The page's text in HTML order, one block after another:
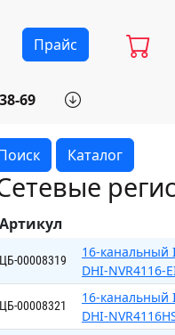
Прайс
69
- 17.00
Каталог
Артикул
ЦБ-00008319
16-канальный
DHI-NVR4116-
ЦБ-00008321
16-канальный
DHI-